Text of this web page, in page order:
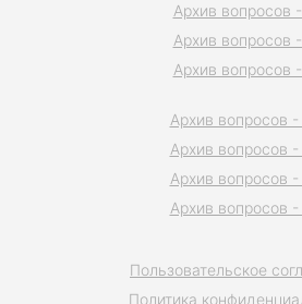
Пользовательское
Политика
Архив вопросов
Архив вопросов
Архив вопросов
Архив вопросов -
Архив вопросов -
Архив вопросов -
Архив вопросов -